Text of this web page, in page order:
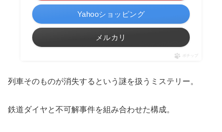
Yahooショッピング
メルカリ
ポチップ
列車そのものが消失するという謎を扱うミステリー。
鉄道ダイヤと不可解事件を組み合わせた構成。